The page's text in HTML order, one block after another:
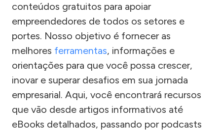
conteúdos gratuitos para apoiar
empreendedores de todos os setores e
portes. Nosso objetivo é fornecer as
melhores ferramentas, informações e
orientações para que você possa crescer,
inovar e superar desafios em sua jornada
empresarial. Aqui, você encontrará recursos
que vão desde artigos informativos até
eBooks detalhados, passando por podcasts